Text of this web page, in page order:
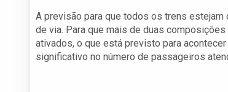
A previsão para que todos os trens
de via. Para que mais de duas
ativados, o que está previsto para
significativo no número de passageiros